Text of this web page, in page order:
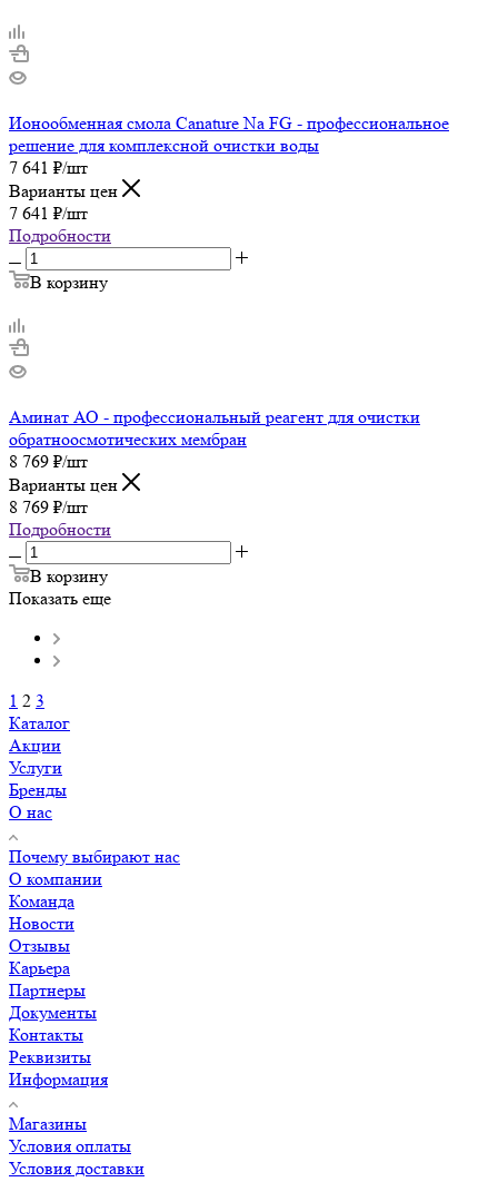
Ионообменная смола Canature Na FG - профессиональное
решение для комплексной очистки воды
7 641 ₽/шт
Варианты цен
7 641 ₽/шт
Подробности
В корзину
Аминат АО - профессиональный реагент для очистки
обратноосмотических мембран
8 769 ₽/шт
Варианты цен
8 769 ₽/шт
Подробности
В корзину
Показать еще
1 2 3
Каталог
Акции
Услуги
Бренды
О нас
Почему выбирают нас
О компании
Команда
Новости
Отзывы
Карьера
Партнеры
Документы
Контакты
Реквизиты
Информация
Магазины
Условия оплаты
Условия доставки